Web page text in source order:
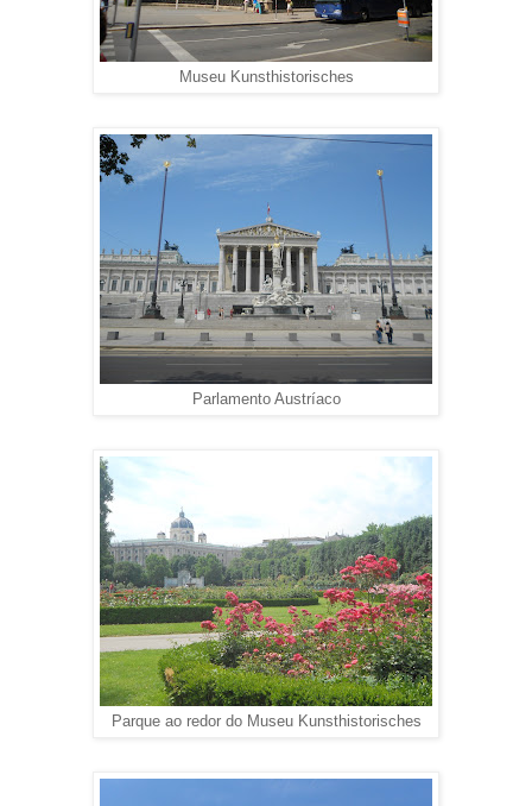
Museu Kunsthistorisches
Parlamento Austríaco
Parque ao redor do Museu Kunsthistorisches